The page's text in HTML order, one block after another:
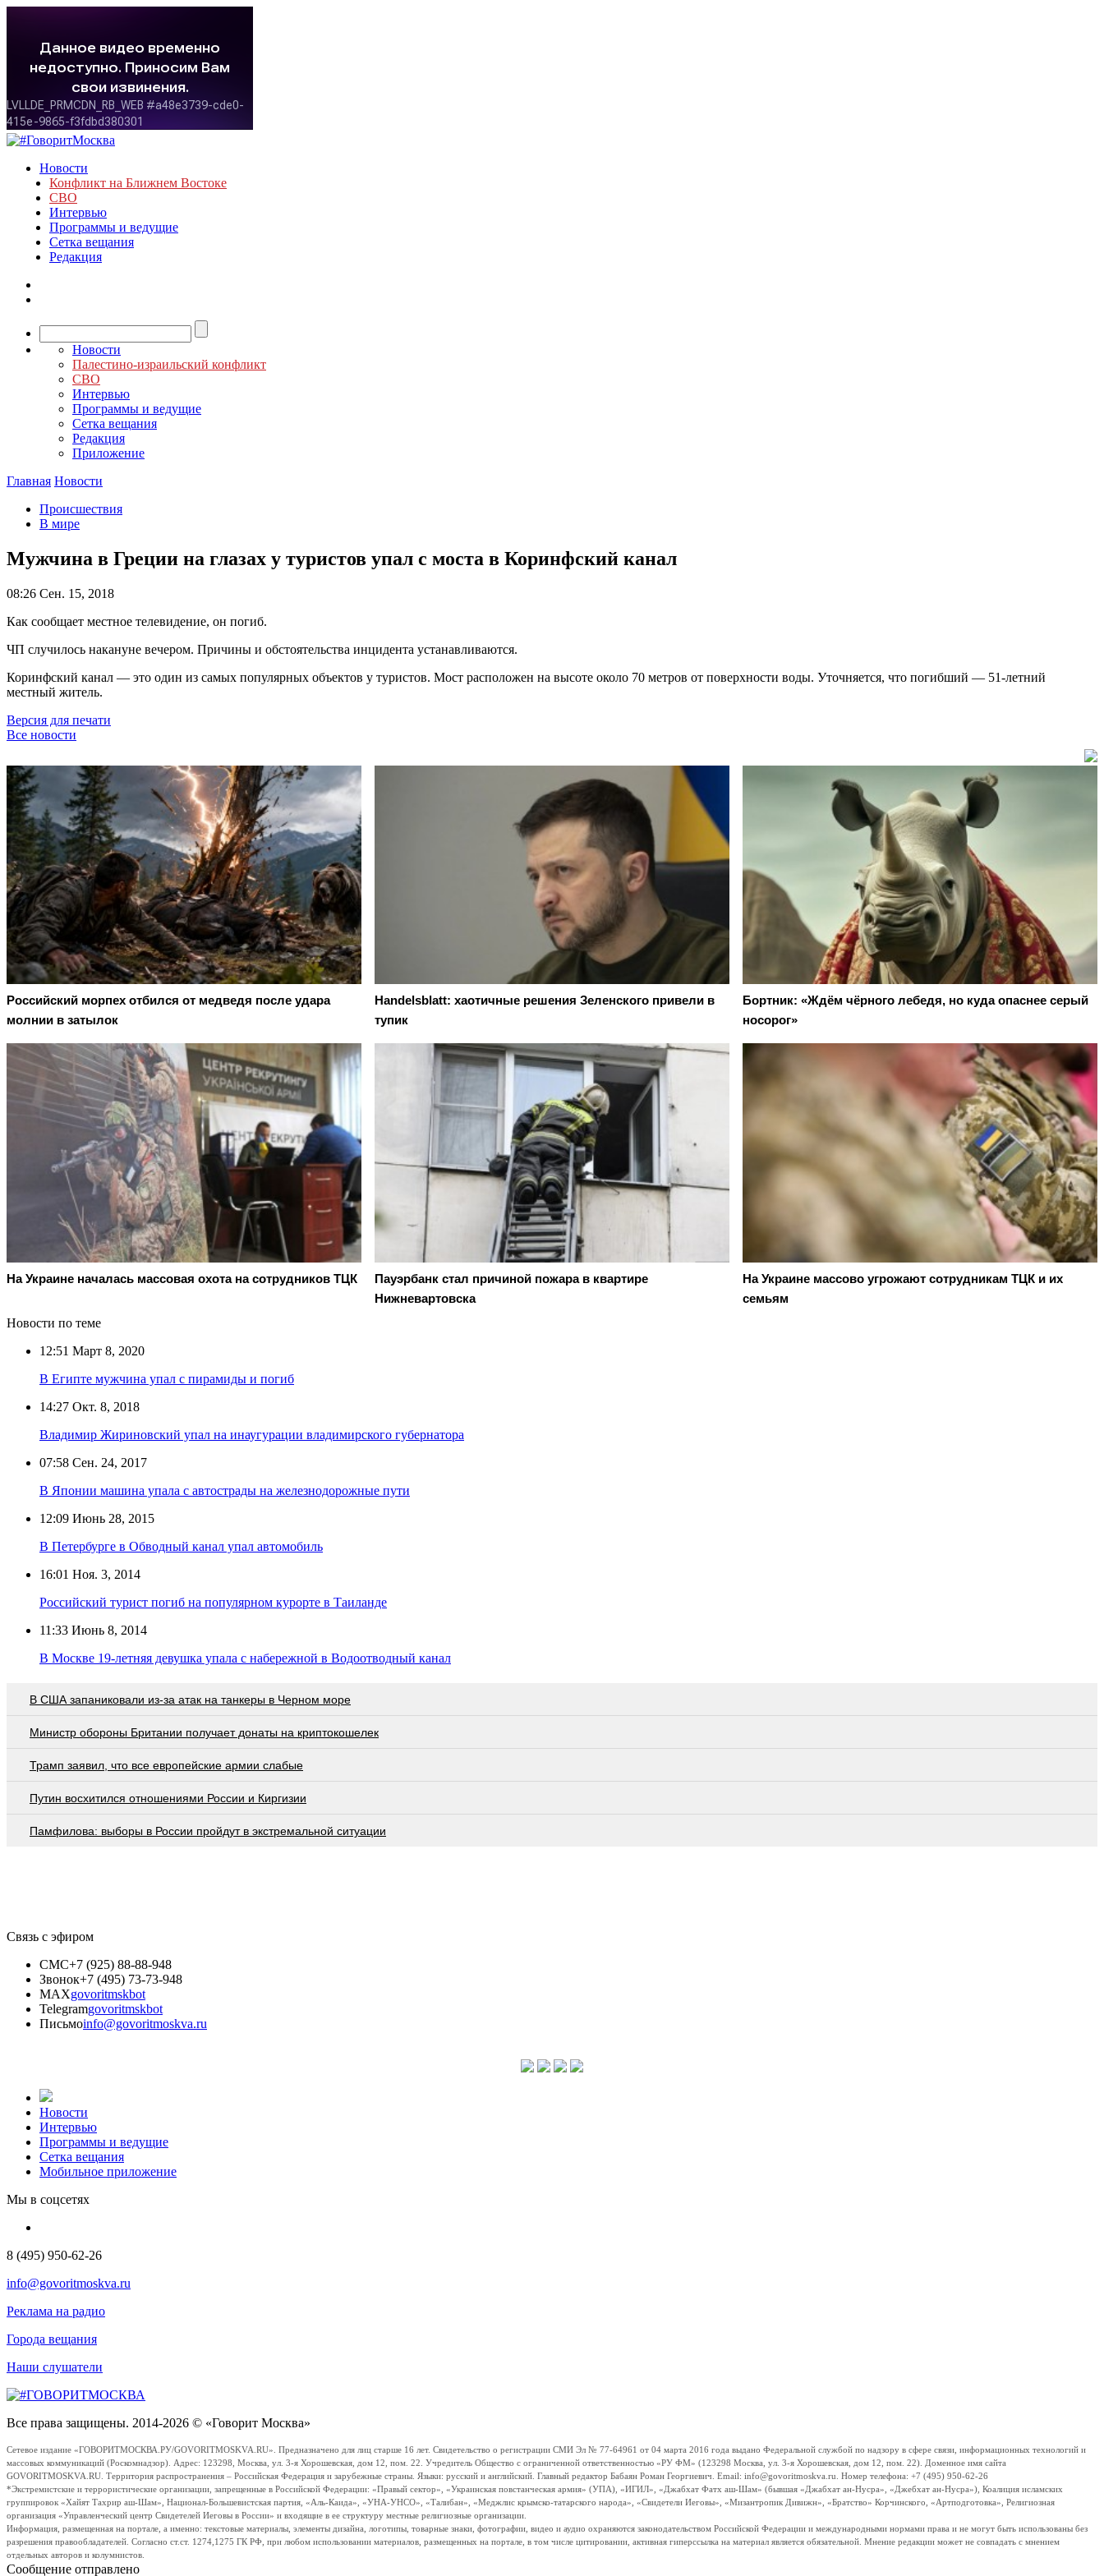
Новости
Конфликт на Ближнем Востоке
СВО
Интервью
Программы и ведущие
Сетка вещания
Редакция
Новости
Палестино-израильский конфликт
СВО
Интервью
Программы и ведущие
Сетка вещания
Редакция
Приложение
Главная Новости
Происшествия
В мире
Мужчина в Греции на глазах у туристов упал с моста в Коринфский канал
08:26 Сен. 15, 2018
Как сообщает местное телевидение, он погиб.
ЧП случилось накануне вечером. Причины и обстоятельства инцидента устанавливаются.
Коринфский канал — это один из самых популярных объектов у туристов. Мост расположен на высоте около 70 метров от поверхности воды. Уточняется, что погибший — 51-летний
местный житель.
Версия для печати
Все новости
Российский морпех отбился от медведя после удара
молнии в затылок
Handelsblatt: хаотичные решения Зеленского привели в
тупик
Бортник: «Ждём чёрного лебедя, но куда опаснее серый
носорог»
На Украине началась массовая охота на сотрудников ТЦК
Пауэрбанк стал причиной пожара в квартире
Нижневартовска
На Украине массово угрожают сотрудникам ТЦК и их
семьям
Новости по теме
12:51 Март 8, 2020
В Египте мужчина упал с пирамиды и погиб
14:27 Окт. 8, 2018
Владимир Жириновский упал на инаугурации владимирского губернатора
07:58 Сен. 24, 2017
В Японии машина упала с автострады на железнодорожные пути
12:09 Июнь 28, 2015
В Петербурге в Обводный канал упал автомобиль
16:01 Ноя. 3, 2014
Российский турист погиб на популярном курорте в Таиланде
11:33 Июнь 8, 2014
В Москве 19-летняя девушка упала с набережной в Водоотводный канал
В США запаниковали из-за атак на танкеры в Черном море
Министр обороны Британии получает донаты на криптокошелек
Трамп заявил, что все европейские армии слабые
Путин восхитился отношениями России и Киргизии
Памфилова: выборы в России пройдут в экстремальной ситуации
Связь с эфиром
СМС+7 (925) 88-88-948
Звонок+7 (495) 73-73-948
MAXgovoritmskbot
Telegramgovoritmskbot
Письмоinfo@govoritmoskva.ru
Новости
Интервью
Программы и ведущие
Сетка вещания
Мобильное приложение
Мы в соцсетях
8 (495) 950-62-26
info@govoritmoskva.ru
Реклама на радио
Города вещания
Наши слушатели
Все права защищены. 2014-2026 © «Говорит Москва»
Сетевое издание «ГОВОРИТМОСКВА.РУ/GOVORITMOSKVA.RU». Предназначено для лиц старше 16 лет. Свидетельство о регистрации СМИ Эл № 77-64961 от 04 марта 2016 года выдано Федеральной службой по надзору в сфере связи, информационных технологий и
массовых коммуникаций (Роскомнадзор). Адрес: 123298, Москва, ул. 3-я Хорошевская, дом 12, пом. 22. Учредитель Общество с ограниченной ответственностью «РУ ФМ» (123298 Москва, ул. 3-я Хорошевская, дом 12, пом. 22). Доменное имя сайта
GOVORITMOSKVA.RU. Территория распространения – Российская Федерация и зарубежные страны. Языки: русский и английский. Главный редактор Бабаян Роман Георгиевич. Email: info@govoritmoskva.ru. Номер телефона: +7 (495) 950-62-26
*Экстремистские и террористические организации, запрещенные в Российской Федерации: «Правый сектор», «Украинская повстанческая армия» (УПА), «ИГИЛ», «Джабхат Фатх аш-Шам» (бывшая «Джабхат ан-Нусра», «Джебхат ан-Нусра»), Коалиция исламских
группировок «Хайят Тахрир аш-Шам», Национал-Большевистская партия, «Аль-Каида», «УНА-УНСО», «Талибан», «Меджлис крымско-татарского народа», «Свидетели Иеговы», «Мизантропик Дивижн», «Братство» Корчинского, «Артподготовка», Религиозная
организация «Управленческий центр Свидетелей Иеговы в России» и входящие в ее структуру местные религиозные организации.
Информация, размещенная на портале, а именно: текстовые материалы, элементы дизайна, логотипы, товарные знаки, фотографии, видео и аудио охраняются законодательством Российской Федерации и международными нормами права и не могут быть использованы без
разрешения правообладателей. Согласно ст.ст. 1274,1275 ГК РФ, при любом использовании материалов, размещенных на портале, в том числе цитировании, активная гиперссылка на материал является обязательной. Мнение редакции может не совпадать с мнением
отдельных авторов и колумнистов.
Сообщение отправлено